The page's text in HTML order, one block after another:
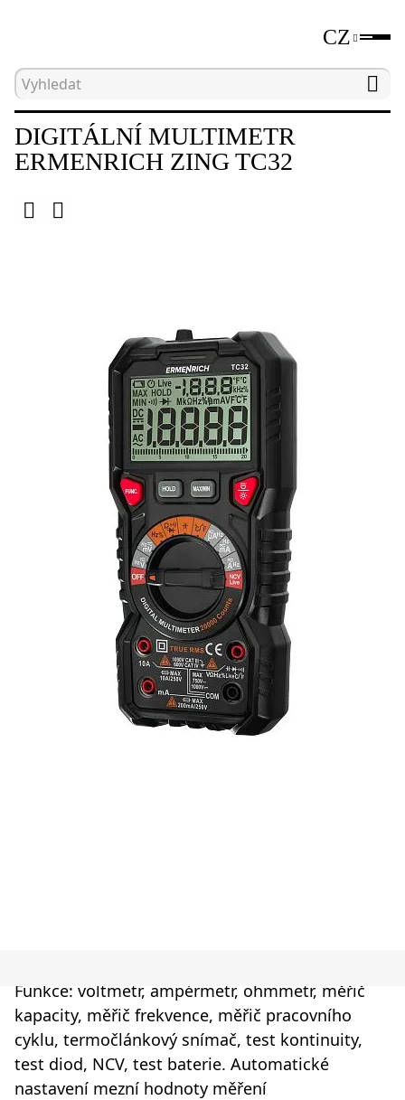
CZ
Hlavní strana Elektrické měřicí přístroje
DIGITÁLNÍ MULTIMETR
ERMENRICH ZING TC32
Funkce: voltmetr, ampérmetr, ohmmetr, měřič
kapacity, měřič frekvence, měřič pracovního
cyklu, termočlánkový snímač, test kontinuity,
test diod, NCV, test baterie. Automatické
nastavení mezní hodnoty měření